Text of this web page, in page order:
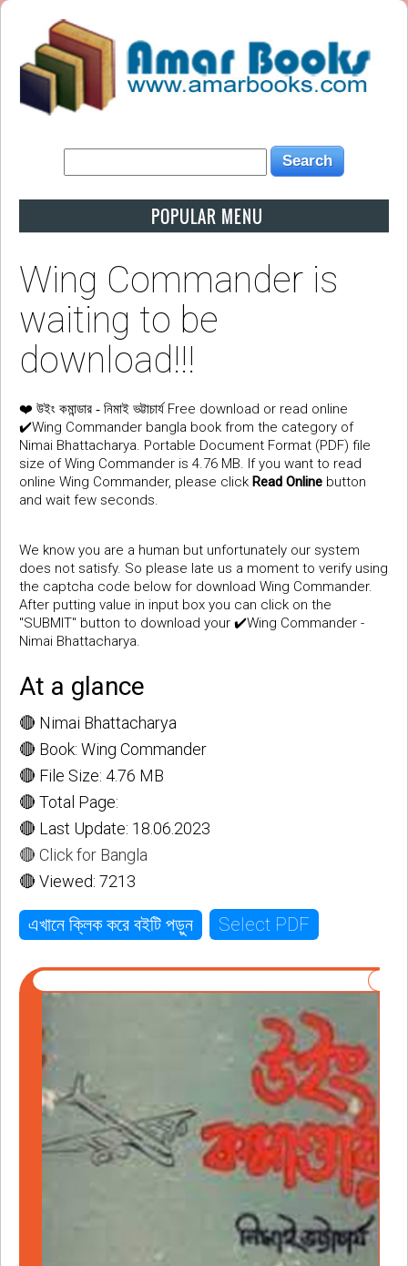
POPULAR MENU
Wing Commander is
waiting to be
download!!!
❤️ উইং কমান্ডার - নিমাই ভট্টাচার্যFree download or read online
✔️Wing Commander bangla book from the category of
Nimai Bhattacharya. Portable Document Format (PDF) file
size of Wing Commander is 4.76 MB. If you want to read
online Wing Commander, please click Read Online button
and wait few seconds.
We know you are a human but unfortunately our system
does not satisfy. So please late us a moment to verify using
the captcha code below for download Wing Commander.
After putting value in input box you can click on the
"SUBMIT" button to download your ✔️Wing Commander -
Nimai Bhattacharya.
At a glance
🔴 Nimai Bhattacharya
🔴 Book: Wing Commander
🔴 File Size: 4.76 MB
🔴 Total Page:
🔴 Last Update: 18.06.2023
🔴 Click for Bangla
🔴 Viewed: 7213
এখানে ক্লিক করে বইটি পড়ুন Select PDF